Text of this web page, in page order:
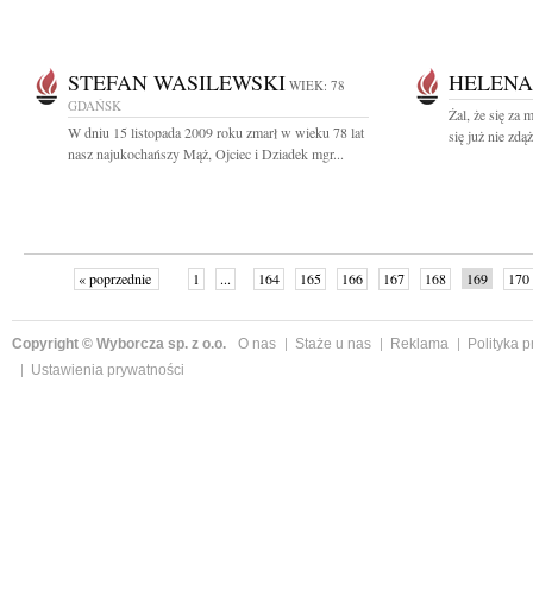
STEFAN WASILEWSKI WIEK: 78
GDAŃSK
W dniu 15 listopada 2009 roku zmarł w wieku 78 lat
nasz najukochańszy Mąż, Ojciec i Dziadek mgr...
Żal, że się za
się już nie
« poprzednie 1 ... 164 165 166 167 168 169 170
Copyright © Wyborcza sp. z o.o. O nas Staże u nas Reklama
Polityka
Ustawienia prywatności